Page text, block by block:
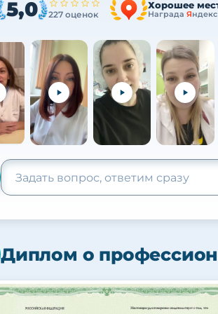
5,0 227 оценок
Хорошее
НаградаЯ
Диплом о